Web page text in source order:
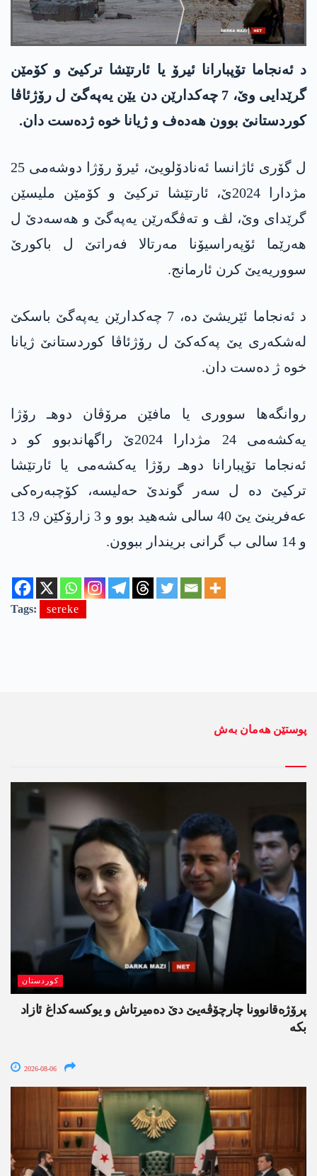
د ئەنجاما تۆپبارانا ئیرۆ یا ئارتێشا ترکیێ و كۆمێن
گرێدایی وێ، 7 چه‌كدارێن دن یێن یه‌په‌گێ ل رۆژئاڤا
كوردستانێ بوون هه‌ده‌ف و ژیانا خوه‌ ژده‌ست دان.
ل گۆری ئاژانسا ئه‌نادۆلویێ، ئیرۆ رۆژا دوشه‌می 25
مژدارا 2024ێ، ئارتێشا تركیێ و كۆمێن ملیسێن
گرێدای وێ، لڤ و ته‌ڤگه‌رێن یه‌په‌گێ و هه‌سه‌دێ ل
هه‌رێما ئۆپه‌راسیۆنا مه‌رتالا فه‌راتێ ل باكورێ
سووریه‌یێ كرن ئارمانج.
د ئه‌نجاما ئێریشێ ده‌، 7 چه‌كدارێن یه‌په‌گێ باسكێ
له‌شكه‌ری یێ په‌كه‌كێ ل رۆژئاڤا كوردستانێ ژیانا
خوه‌ ژ ده‌ست دان.
روانگه‌ها سووری یا مافێن مرۆڤان دوهـ رۆژا
یه‌كشه‌می 24 مژدارا 2024ێ راگهاندبوو كو د
ئەنجاما تۆپبارانا دوهـ رۆژا یه‌كشه‌می یا ئارتێشا
ترکیێ ده‌ ل سەر گوندێ حه‌لیسه‌، کۆچبەرەکی
عەفرینێ یێ 40 سالی شەهید بوو و 3 زارۆکێن 9، 13
و 14 سالی ب گرانی بریندار ببوون.
Tags: sereke
پوستێن ھەمان بەش
کوردستان
پرۆژەقانوونا چارچۆڤەیێ دێ دەمیرتاش و یوکسەکداغ ئازاد
بکە
2026-08-06